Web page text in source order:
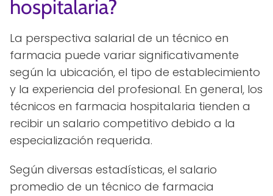
hospitalaria?
La perspectiva salarial de un técnico en
farmacia puede variar significativamente
según la ubicación, el tipo de establecimiento
y la experiencia del profesional. En general, los
técnicos en farmacia hospitalaria tienden a
recibir un salario competitivo debido a la
especialización requerida.
Según diversas estadísticas, el salario
promedio de un técnico de farmacia